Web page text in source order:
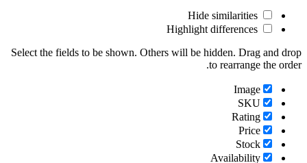
Select the fields to be shown. Others will be hidden. Drag and drop
to rearrange the order.
Image
SKU
Rating
Price
Stock
Availability